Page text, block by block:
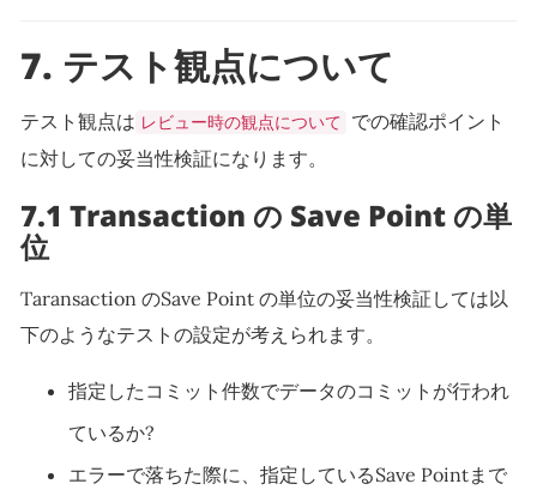
7. テスト観点について
テスト観点は レビュー時の観点について
での確認ポイント
に対しての妥当性検証になります。
7.1 Transaction の Save Point の単
位
Taransaction のSave Point の単位の妥当性検証しては以
下のようなテストの設定が考えられます。
指定したコミット件数でデータのコミットが行われ
ているか?
エラーで落ちた際に、指定しているSave Pointまで